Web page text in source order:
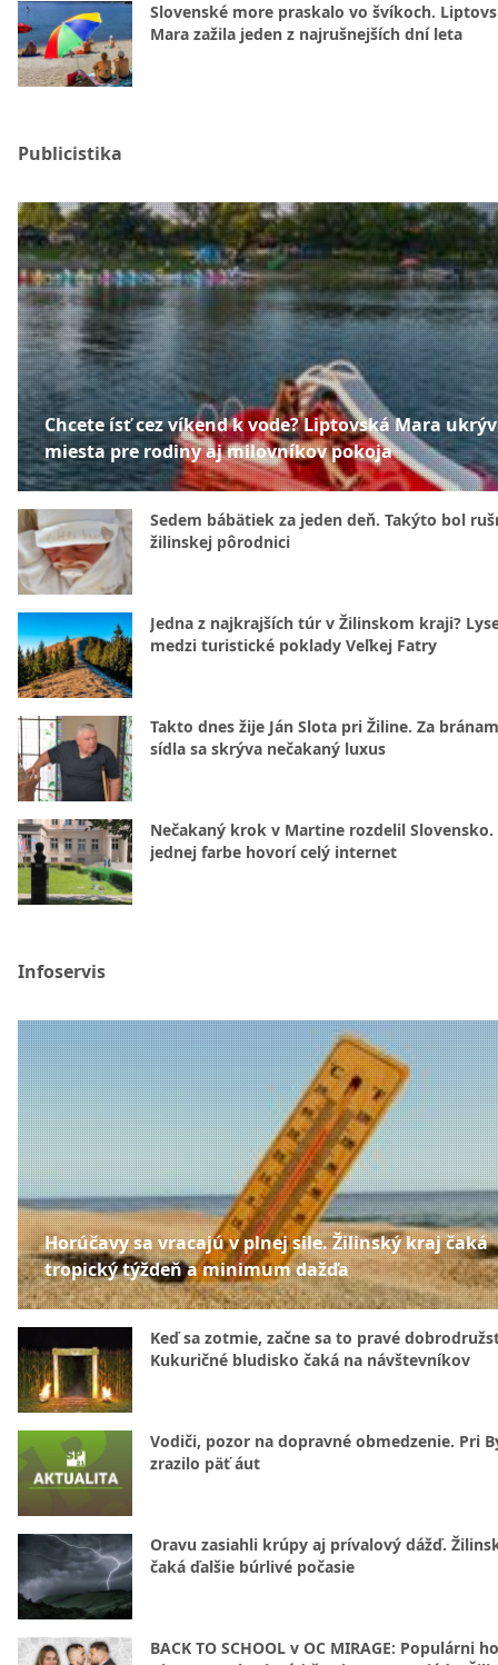
Slovenské more praskalo vo švíkoch.
Mara zažila jeden z najrušnejších dní leta
Publicistika
Chcete ísť cez víkend k vode? Liptovská Mara
miesta pre rodiny aj milovníkov pokoja
Sedem bábätiek za jeden deň. Takýto bol
žilinskej pôrodnici
Jedna z najkrajších túr v Žilinskom kraji?
medzi turistické poklady Veľkej Fatry
Takto dnes žije Ján Slota pri Žiline. Za
sídla sa skrýva nečakaný luxus
Nečakaný krok v Martine rozdelil Slovensko.
jednej farbe hovorí celý internet
Infoservis
Horúčavy sa vracajú v plnej sile. Žilinský kraj čaká
tropický týždeň a minimum dažďa
Keď sa zotmie, začne sa to pravé
Kukuričné bludisko čaká na návštevníkov
Vodiči, pozor na dopravné obmedzenie. Pri
zrazilo päť áut
Oravu zasiahli krúpy aj prívalový dážď.
čaká ďalšie búrlivé počasie
BACK TO SCHOOL v OC MIRAGE: Populárni